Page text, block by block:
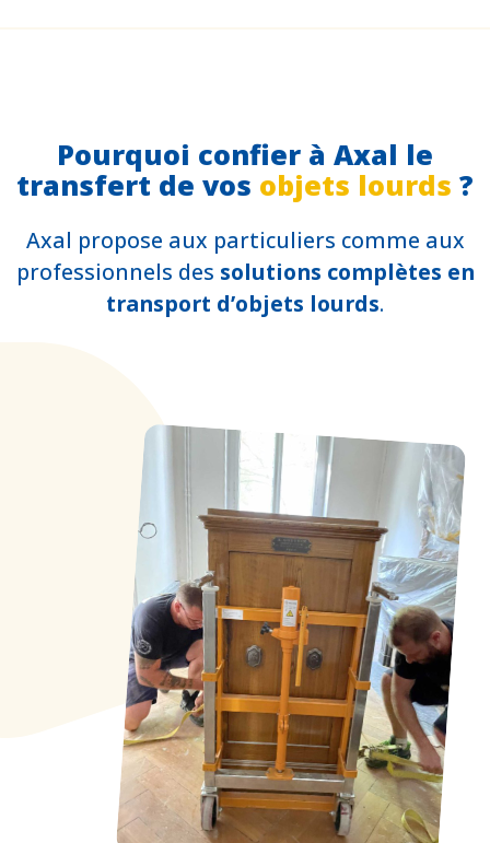
Pourquoi confier à Axal le
transfert de vos objets lourds ?
Axal propose aux particuliers comme aux
professionnels des solutions complètes en
transport d’objets lourds.